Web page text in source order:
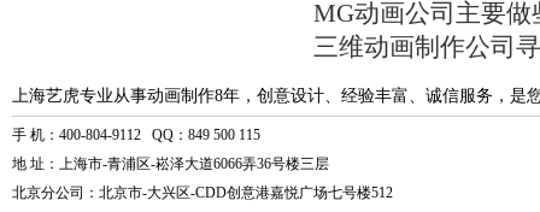
MG动画公司主要做
三维动画制作公司
上海艺虎专业从事动画制作8年，创意设计、经验丰富、诚信服务，是
手 机：400-804-9112 QQ：849 500 115
地 址：上海市-青浦区-崧泽大道6066弄36号楼三层
北京分公司：北京市-大兴区-CDD创意港嘉悦广场七号楼512